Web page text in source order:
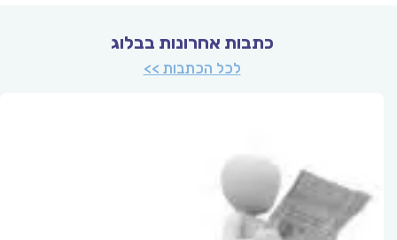
כתבות אחרונות בבלוג
לכל הכתבות >>